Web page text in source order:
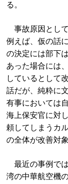
る。
事故原因として
例えば、仮の話
の決定には部下
あった場合には
しているとして
話だが、純粋に
有事においては
海上保安官に対
頼してしまうカ
の全体が改善対
最近の事例で
湾の中華航空機